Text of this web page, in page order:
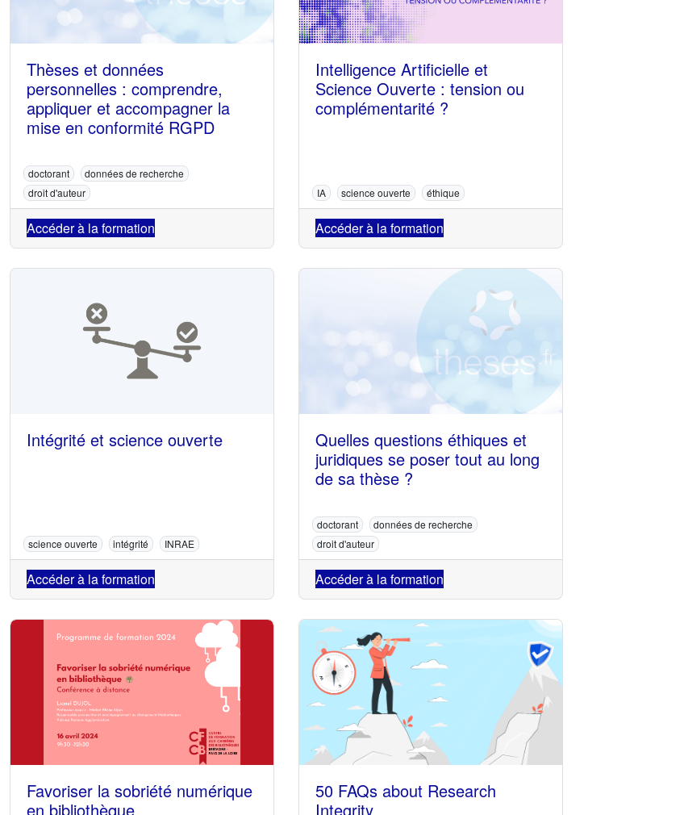
Thèses et données
personnelles : comprendre,
appliquer et accompagner la
mise en conformité RGPD
doctorant
données de recherche
droit d'auteur
Accéder à la formation
Intelligence Artificielle et
Science Ouverte : tension ou
complémentarité ?
IA science ouverte éthique
Accéder à la formation
Intégrité et science ouverte
science ouverte intégrité INRAE
Accéder à la formation
Quelles questions éthiques et
juridiques se poser tout au long
de sa thèse ?
doctorant
données de recherche
droit d'auteur
Accéder à la formation
Favoriser la sobriété numérique
en bibliothèque
50 FAQs about Research
Integrity